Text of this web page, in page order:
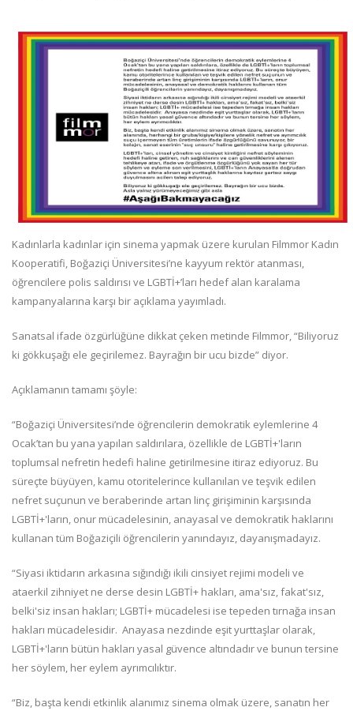
Kadınlarla kadınlar için sinema yapmak üzere kurulan Filmmor Kadın
Kooperatifi, Boğaziçi Üniversitesi’ne kayyum rektör atanması,
öğrencilere polis saldırısı ve LGBTİ+’ları hedef alan karalama
kampanyalarına karşı bir açıklama yayımladı.
Sanatsal ifade özgürlüğüne dikkat çeken metinde Filmmor, “Biliyoruz
ki gökkuşağı ele geçirilemez. Bayrağın bir ucu bizde” diyor.
Açıklamanın tamamı şöyle:
“Boğaziçi Üniversitesi’nde öğrencilerin demokratik eylemlerine 4
Ocak’tan bu yana yapılan saldırılara, özellikle de LGBTİ+'ların
toplumsal nefretin hedefi haline getirilmesine itiraz ediyoruz. Bu
süreçte büyüyen, kamu otoritelerince kullanılan ve teşvik edilen
nefret suçunun ve beraberinde artan linç girişiminin karşısında
LGBTİ+'ların, onur mücadelesinin, anayasal ve demokratik haklarını
kullanan tüm Boğaziçili öğrencilerin yanındayız, dayanışmadayız.
“Siyasi iktidarın arkasına sığındığı ikili cinsiyet rejimi modeli ve
ataerkil zihniyet ne derse desin LGBTİ+ hakları, ama'sız, fakat'sız,
belki'siz insan hakları; LGBTİ+ mücadelesi ise tepeden tırnağa insan
hakları mücadelesidir. Anayasa nezdinde eşit yurttaşlar olarak,
LGBTİ+'ların bütün hakları yasal güvence altındadır ve bunun tersine
her söylem, her eylem ayrımcılıktır.
“Biz, başta kendi etkinlik alanımız sinema olmak üzere, sanatın her